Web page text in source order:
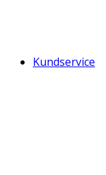
Kundservice